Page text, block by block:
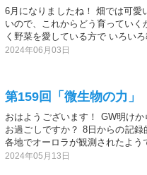
6月になりましたね！ 畑では可愛
いので、これからどう育ってい
く野菜を愛している方で いろい
2024年06月03日
第159回「微生物の力」
おはようございます！ GW明け
お過ごしですか？ 8日からの記
各地でオーロラが観測されたよう
2024年05月13日